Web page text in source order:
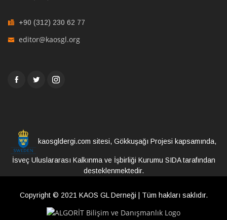
+90 (312) 230 62 77
editor@kaosgl.org
kaosgldergi.com sitesi, Gökkuşağı Projesi kapsamında,
İsveç Uluslararası Kalkınma ve İşbirliği Kurumu SIDA tarafından
desteklenmektedir.
Copyright © 2021 KAOS GL Derneği | Tüm hakları saklıdır.